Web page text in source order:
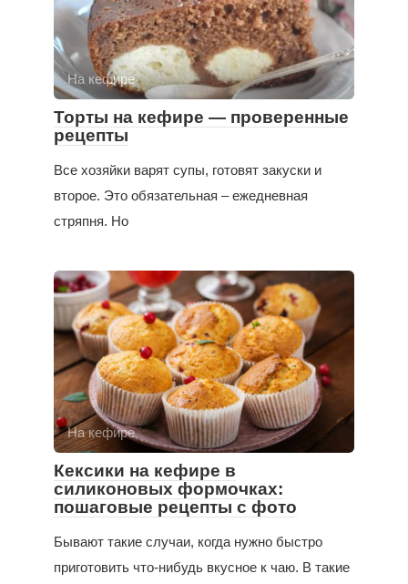
На кефире
Торты на кефире — проверенные
рецепты
Все хозяйки варят супы, готовят закуски и
второе. Это обязательная – ежедневная
стряпня. Но
На кефире
Кексики на кефире в
силиконовых формочках:
пошаговые рецепты с фото
Бывают такие случаи, когда нужно быстро
приготовить что-нибудь вкусное к чаю. В такие